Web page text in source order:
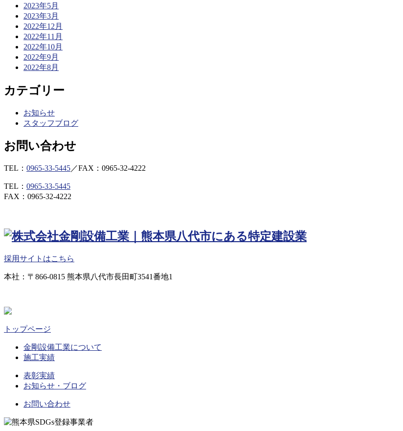
2023年5月
2023年3月
2022年12月
2022年11月
2022年10月
2022年9月
2022年8月
カテゴリー
お知らせ
スタッフブログ
お問い合わせ
TEL： 0965-33-5445／FAX：0965-32-4222
TEL： 0965-33-5445
FAX：0965-32-4222
採用サイトはこちら
本社：〒866-0815 熊本県八代市長田町3541番地1
トップページ
金剛設備工業について
施工実績
表彰実績
お知らせ・ブログ
お問い合わせ